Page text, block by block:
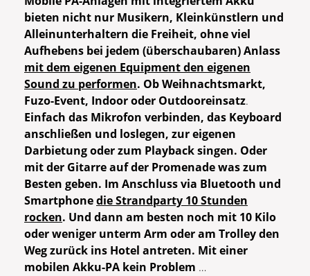
bieten nicht nur Musikern, Kleinkünstlern und
Alleinunterhaltern die Freiheit, ohne viel
Aufhebens bei jedem (überschaubaren) Anlass
mit dem eigenen Equipment den eigenen
Sound zu performen. Ob Weihnachtsmarkt,
Fuzo-Event, Indoor oder Outdooreinsatz.
Einfach das Mikrofon verbinden, das Keyboard
anschließen und loslegen, zur eigenen
Darbietung oder zum Playback singen. Oder
mit der Gitarre auf der Promenade was zum
Besten geben. Im Anschluss via Bluetooth und
Smartphonedie Strandparty 10 Stunden
rocken. Und dann am besten noch mit 10 Kilo
oder weniger unterm Arm oder am Trolley den
Weg zurück ins Hotel antreten. Mit einer
mobilen Akku-PA kein Problem …